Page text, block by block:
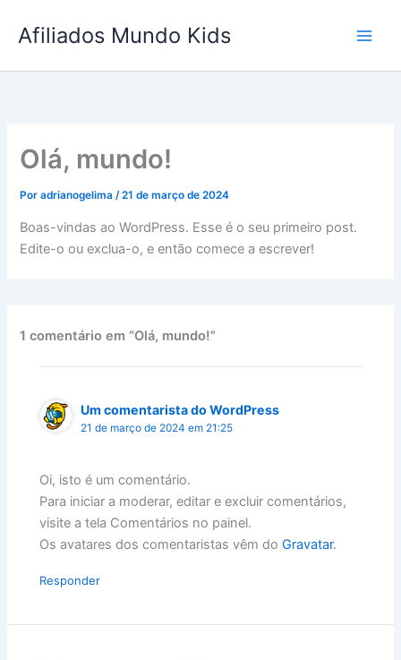
para
conteúdo
Afiliados Mundo Kids
Olá, mundo!
Poradrianogelima/21 de março de 2024
Boas-vindas ao WordPress. Esse é o seu primeiro post.
Edite-o ou exclua-o, e então comece a escrever!
1 comentário em “Olá, mundo!”
Um comentarista do WordPress
21 de março de 2024 em 21:25
Oi, isto é um comentário.
Para iniciar a moderar, editar e excluir comentários,
visite a tela Comentários no painel.
Os avatares dos comentaristas vêm doGravatar.
Responder